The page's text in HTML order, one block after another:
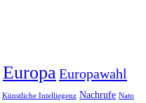
EuropaEuropawahl
Künstliche Intelliegenz Nachrufe Nato